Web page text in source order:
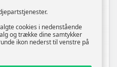
cookies i nedenstående
og trække dine samtykker
ikon nederst til venstre på